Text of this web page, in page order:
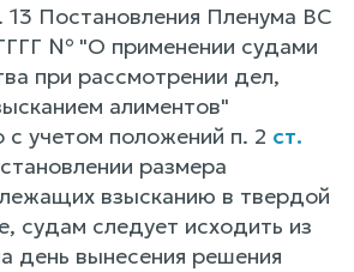
13 Постановления Пленума ВС
№ "О применении судами
при рассмотрении дел,
алиментов"
с учетом положений п. 2 ст.
размера
взысканию в твердой
судам следует исходить из
день вынесения решения